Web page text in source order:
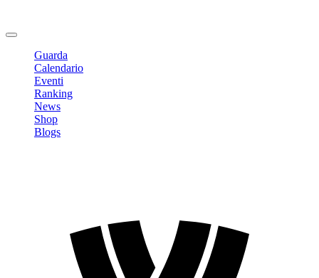
Guarda
Calendario
Eventi
Ranking
News
Shop
Blogs